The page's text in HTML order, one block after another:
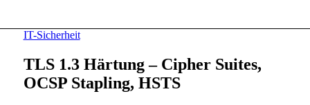
IT-Sicherheit
TLS 1.3 Härtung – Cipher Suites,
OCSP Stapling, HSTS